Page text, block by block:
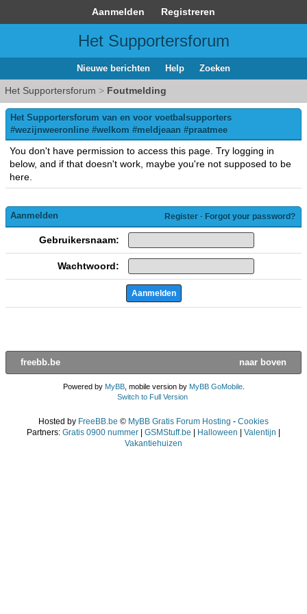
Aanmelden Registreren
Het Supportersforum
Nieuwe berichten Help Zoeken
Het Supportersforum > Foutmelding
Het Supportersforum van en voor voetbalsupporters
#wezijnweeronline #welkom #meldjeaan #praatmee
You don't have permission to access this page. Try logging in
below, and if that doesn't work, maybe you're not supposed to be
here.
Register · Forgot your password?
Aanmelden
Gebruikersnaam:
Wachtwoord:
naar boven
freebb.be
Powered by MyBB, mobile version by MyBB GoMobile.
Switch to Full Version
Hosted by FreeBB.be © MyBB Gratis Forum Hosting - Cookies
Partners: Gratis 0900 nummer GSMStuff.be Halloween Valentijn
Vakantiehuizen